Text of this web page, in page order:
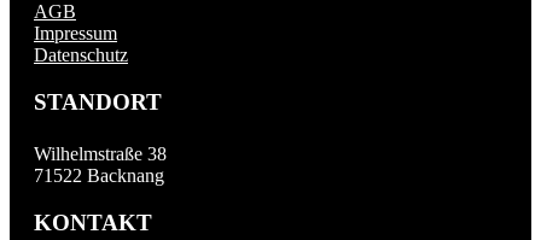
AGB
Impressum
Datenschutz
STANDORT
Wilhelmstraße 38
71522 Backnang
KONTAKT